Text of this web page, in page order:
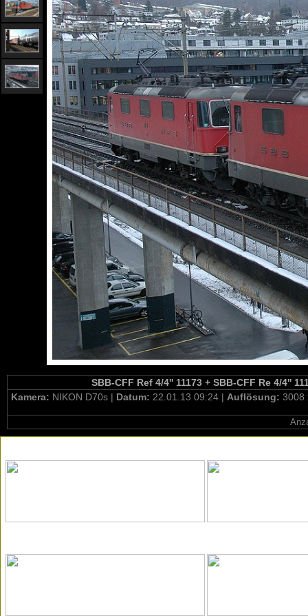
SBB-CFF Ref 4/4'' 11173 + SBB-CFF Re 4/4''
Kamera: NIKON D70s | Datum: 22.01.13 09:24 | Auflösung: 3008